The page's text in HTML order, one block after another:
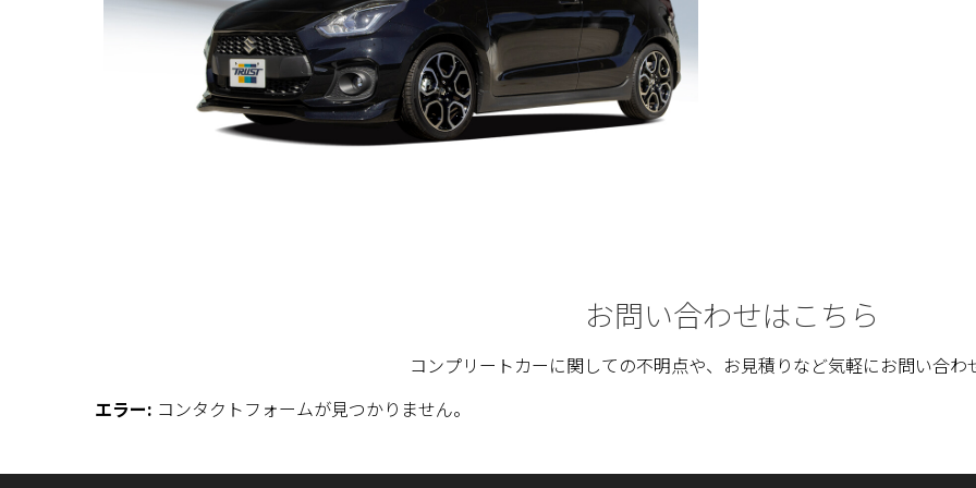
お問い合わせはこちら
コンプリートカーに関しての不明点や、お見積りなど気軽にお問い合わ
エラー: コンタクトフォームが見つかりません。